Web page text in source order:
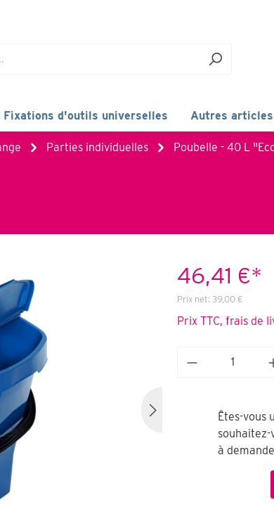
Fixations d'outils universelles Autres
Parties individuelles Poubelle - 40 L
46,41 €*
Prix net: 39,00 €
Prix TTC, frais de
Êtes-vous
à